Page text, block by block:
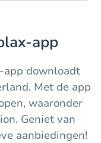
app
app downloadt
Met de app
waaronder
Geniet van
aanbiedingen!